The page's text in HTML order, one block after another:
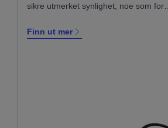
sikre utmerket synlighet, noe som for…
Finn ut mer